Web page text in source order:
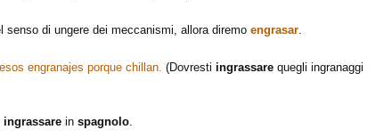
senso di ungere dei meccanismi, allora diremo engrasar
esos engranajes porque chillan. (Dovresti ingrassare quegli ingranaggi
ingrassare in spagnolo